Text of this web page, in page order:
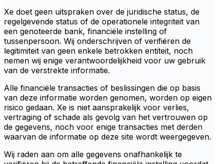
Xe doet geen uitspraken over de juridische status, de
regelgevende status of de operationele integriteit van
een genoteerde bank, financiële instelling of
tussenpersoon. Wij onderschrijven of verifiëren de
legitimiteit van geen enkele betrokken entiteit, noch
nemen wij enige verantwoordelijkheid voor uw gebruik
van de verstrekte informatie.
Alle financiële transacties of beslissingen die op basis
van deze informatie worden genomen, worden op eigen
risico gedaan. Xe is niet aansprakelijk voor verlies,
vertraging of schade als gevolg van het vertrouwen op
de gegevens, noch voor enige transacties met derden
waarvan de informatie op deze site wordt weergegeven.
Wij raden aan om alle gegevens onafhankelijk te